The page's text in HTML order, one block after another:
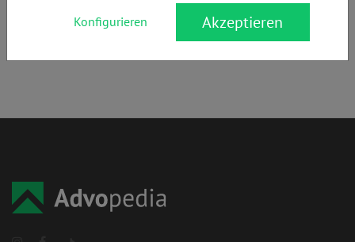
Wirtschaftsrecht,Gewerblicher Rechtsschutz,
Konfigurieren Akzeptieren